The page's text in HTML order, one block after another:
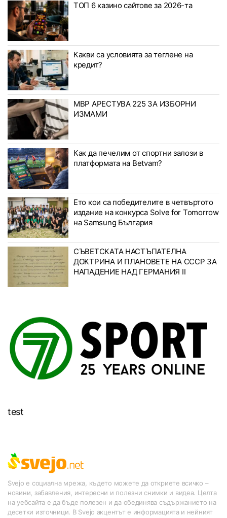
ТОП 6 казино сайтове за 2026-та
Какви са условията за теглене на
кредит?
МВР АРЕСТУВА 225 ЗА ИЗБОРНИ
ИЗМАМИ
Как да печелим от спортни залози в
платформата на Betvam?
Ето кои са победителите в четвъртото
издание на конкурса Solve for Tomorrow
на Samsung България
СЪВЕТСКАТА НАСТЪПАТЕЛНА
ДОКТРИНА И ПЛАНОВЕТЕ НА СССР ЗА
НАПАДЕНИЕ НАД ГЕРМАНИЯ II
test
Svejo е социална мрежа, където можете да откриете всичко –
новини, забавления, интересни и полезни снимки и видеа. Целта
на уебсайта е да бъде полезен и да обединява съдържанието на
десетки източници. В Svejo акцентът е информацията и нейният